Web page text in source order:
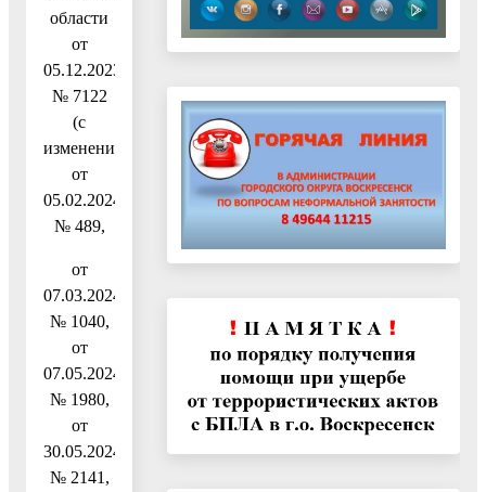
области
от
05.12.2023
№ 7122
(с
изменениями
от
05.02.2024
№ 489,
от
07.03.2024
№ 1040,
от
07.05.2024
№ 1980,
от
30.05.2024
№ 2141,